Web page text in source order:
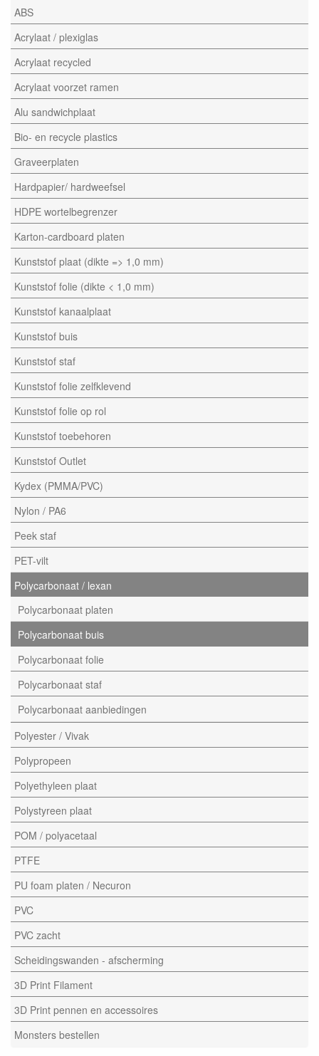
ABS
Acrylaat / plexiglas
Acrylaat recycled
Acrylaat voorzet ramen
Alu sandwichplaat
Bio- en recycle plastics
Graveerplaten
Hardpapier/ hardweefsel
HDPE wortelbegrenzer
Karton-cardboard platen
Kunststof plaat (dikte => 1,0 mm)
Kunststof folie (dikte < 1,0 mm)
Kunststof kanaalplaat
Kunststof buis
Kunststof staf
Kunststof folie zelfklevend
Kunststof folie op rol
Kunststof toebehoren
Kunststof Outlet
Kydex (PMMA/PVC)
Nylon / PA6
Peek staf
PET-vilt
Polycarbonaat / lexan
Polycarbonaat platen
Polycarbonaat buis
Polycarbonaat folie
Polycarbonaat staf
Polycarbonaat aanbiedingen
Polyester / Vivak
Polypropeen
Polyethyleen plaat
Polystyreen plaat
POM / polyacetaal
PTFE
PU foam platen / Necuron
PVC
PVC zacht
Scheidingswanden - afscherming
3D Print Filament
3D Print pennen en accessoires
Monsters bestellen